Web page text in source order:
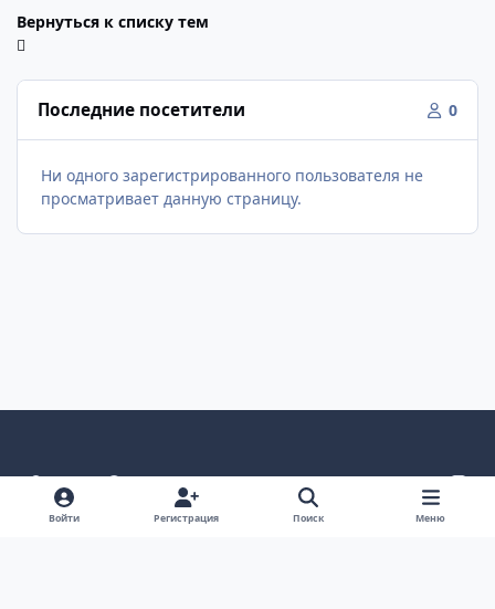
Вернуться к списку тем
Последние посетители 0
Ни одного зарегистрированного пользователя не
просматривает данную страницу.
Светлый режим
Темный режим
Как в системе
v
k
Политика конфиденциальности
Войти Регистрация Поиск Меню